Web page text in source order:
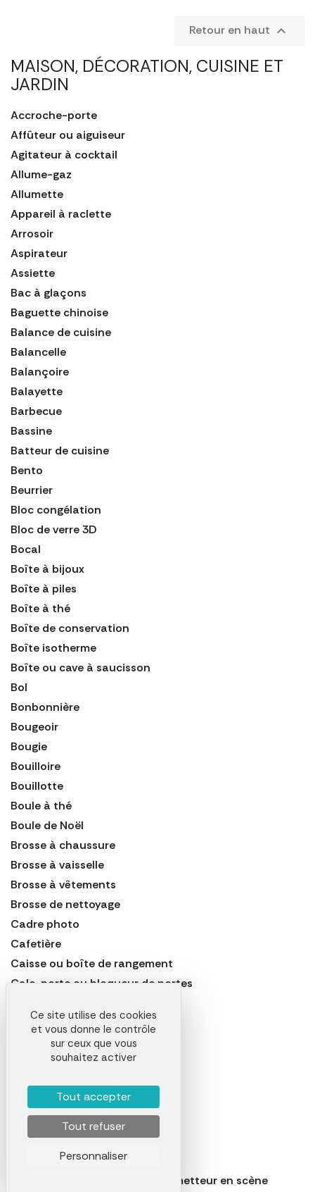
MAISON, DÉCORATION, CUISINE ET
JARDIN
Accroche-porte
Affûteur ou aiguiseur
Agitateur à cocktail
Allume-gaz
Allumette
Appareil à raclette
Arrosoir
Aspirateur
Assiette
Bac à glaçons
Baguette chinoise
Balance de cuisine
Balancelle
Balançoire
Balayette
Barbecue
Bassine
Batteur de cuisine
Bento
Beurrier
Bloc congélation
Bloc de verre 3D
Bocal
Boîte à bijoux
Boîte à piles
Boîte à thé
Boîte de conservation
Boîte isotherme
Boîte ou cave à saucisson
Bol
Bonbonnière
Bougeoir
Bougie
Bouilloire
Bouillotte
Boule à thé
Boule de Noël
Brosse à chaussure
Brosse à vaisselle
Brosse à vêtements
Brosse de nettoyage
Cadre photo
Cafetière
Caisse ou boîte de rangement
Cale-porte ou bloqueur de portes
Canapé
Casse-noix
Centrifugeuse
Chaise
Chaise de jardin
Chaise réalisateur ou fauteuil metteur en scène
Retour en haut 
Ce site utilise des cookies
et vous donne le contrôle
sur ceux que vous
souhaitez activer
Tout accepter
Tout refuser
Personnaliser